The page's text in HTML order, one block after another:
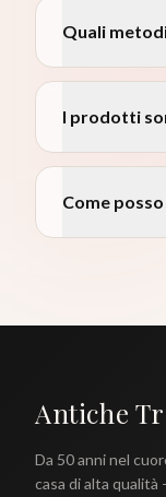
Quali
I prodotti
Come
Antiche
Da 50 anni nel
casa di alta qualità